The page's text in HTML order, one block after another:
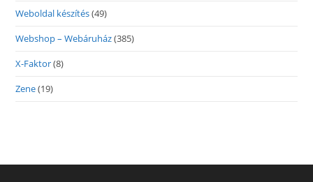
Weboldal készítés(49)
Webshop – Webáruház(385)
X-Faktor(8)
Zene(19)